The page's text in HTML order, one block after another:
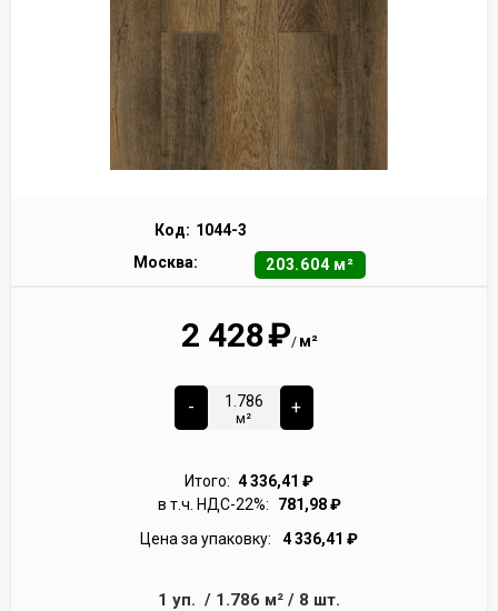
Код: 1044-3
Москва:
203.604 м²
2 428₽/ м²
-
м²
+
Итого: 4 336,41 ₽
в т.ч. НДС-22%:
781,98₽
Цена за упаковку:
4 336,41 ₽
1 уп. / 1.786 м² / 8 шт.